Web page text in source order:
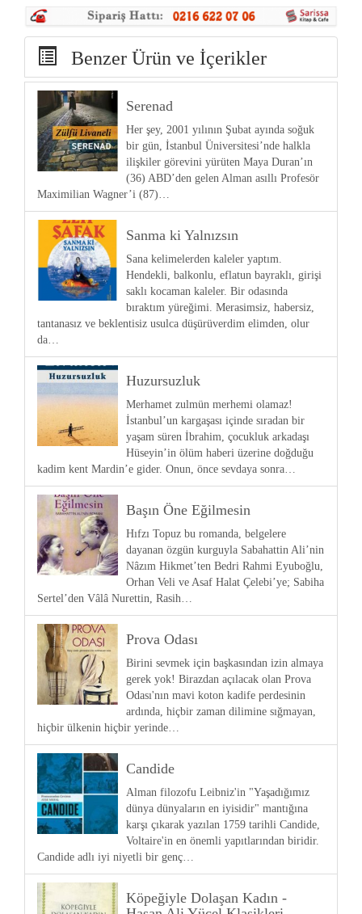
Benzer Ürün ve İçerikler
Serenad
Her şey, 2001 yılının Şubat ayında soğuk
bir gün, İstanbul Üniversitesi’nde halkla
ilişkiler görevini yürüten Maya Duran’ın
(36) ABD’den gelen Alman asıllı Profesör
Maximilian Wagner’i (87)…
Sanma ki Yalnızsın
Sana kelimelerden kaleler yaptım.
Hendekli, balkonlu, eflatun bayraklı, girişi
saklı kocaman kaleler. Bir odasında
bıraktım yüreğimi. Merasimsiz, habersiz,
tantanasız ve beklentisiz usulca düşürüverdim elimden, olur
da…
Huzursuzluk
Merhamet zulmün merhemi olamaz!
İstanbul’un kargaşası içinde sıradan bir
yaşam süren İbrahim, çocukluk arkadaşı
Hüseyin’in ölüm haberi üzerine doğduğu
kadim kent Mardin’e gider. Onun, önce sevdaya sonra…
Başın Öne Eğilmesin
Hıfzı Topuz bu romanda, belgelere
dayanan özgün kurguyla Sabahattin Ali’nin
Nâzım Hikmet’ten Bedri Rahmi Eyuboğlu,
Orhan Veli ve Asaf Halat Çelebi’ye; Sabiha
Sertel’den Vâlâ Nurettin, Rasih…
Prova Odası
Birini sevmek için başkasından izin almaya
gerek yok! Birazdan açılacak olan Prova
Odası'nın mavi koton kadife perdesinin
ardında, hiçbir zaman dilimine sığmayan,
hiçbir ülkenin hiçbir yerinde…
Candide
Alman filozofu Leibniz'in "Yaşadığımız
dünya dünyaların en iyisidir" mantığına
karşı çıkarak yazılan 1759 tarihli Candide,
Voltaire'in en önemli yapıtlarından biridir.
Candide adlı iyi niyetli bir genç…
Köpeğiyle Dolaşan Kadın -